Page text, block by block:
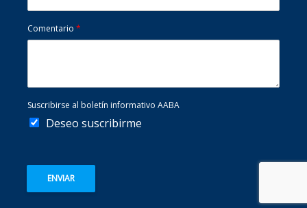
Comentario *
Suscribirse al boletín informativo AABA
Deseo suscribirme
ENVIAR